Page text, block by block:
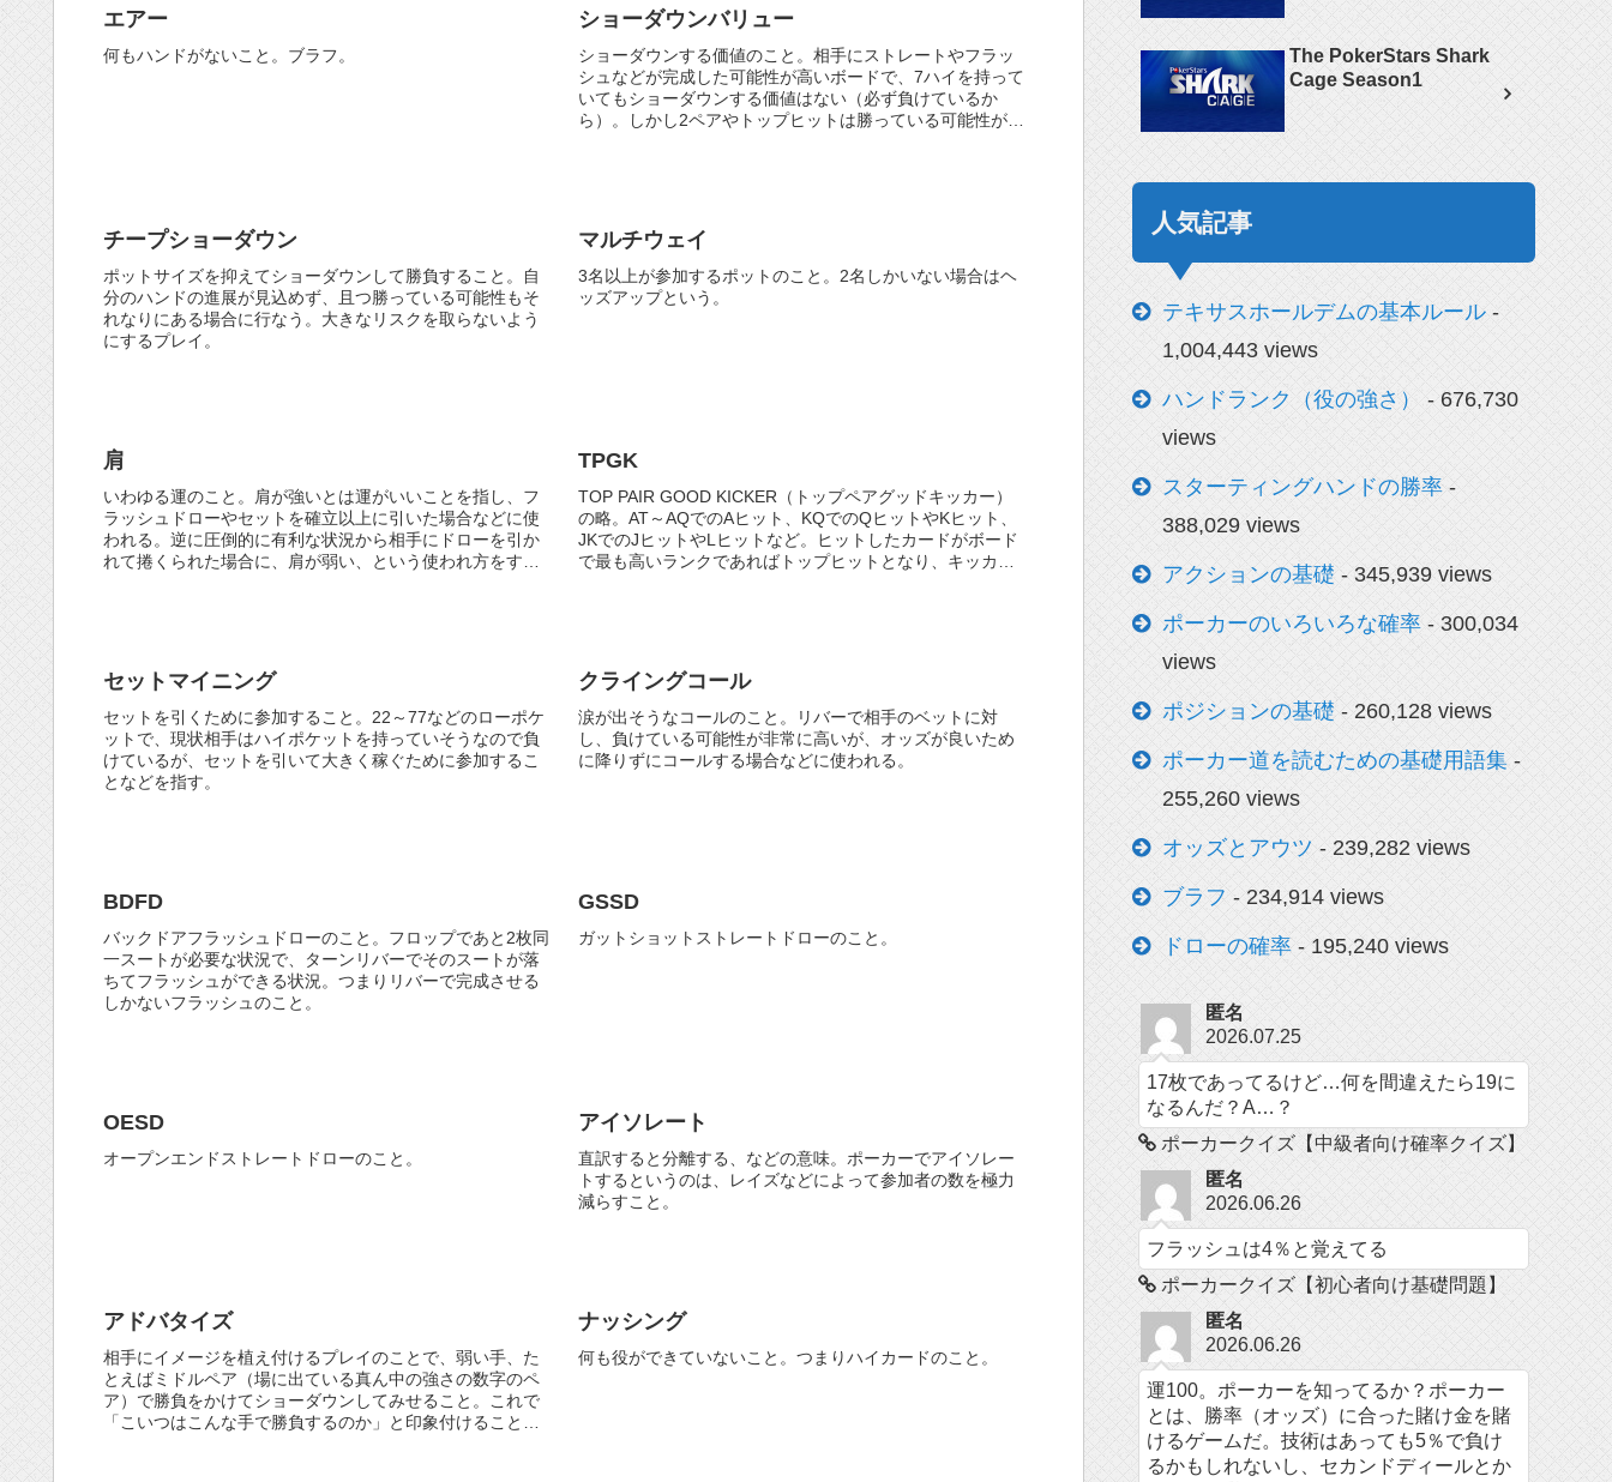
エアー
何もハンドがないこと。ブラフ。
ショーダウンバリュー
ショーダウンする価値のこと。相手にストレートやフラッ
シュなどが完成した可能性が高いボードで、7ハイを持って
いてもショーダウンする価値はない（必ず負けているか
ら）。しかし2ペアやトップヒットは勝っている可能性がそ
チープショーダウン
ポットサイズを抑えてショーダウンして勝負すること。自
分のハンドの進展が見込めず、且つ勝っている可能性もそ
れなりにある場合に行なう。大きなリスクを取らないよう
にするプレイ。
マルチウェイ
3名以上が参加するポットのこと。2名しかいない場合はヘ
ッズアップという。
肩
いわゆる運のこと。肩が強いとは運がいいことを指し、フ
ラッシュドローやセットを確立以上に引いた場合などに使
われる。逆に圧倒的に有利な状況から相手にドローを引か
れて捲くられた場合に、肩が弱い、という使われ方をす
TPGK
TOP PAIR GOOD KICKER（トップペアグッドキッカー）
の略。AT～AQでのAヒット、KQでのQヒットやKヒット、
JKでのJヒットやLヒットなど。ヒットしたカードがボード
で最も高いランクであればトップヒットとなり、キッカー
セットマイニング
セットを引くために参加すること。22～77などのローポケ
ットで、現状相手はハイポケットを持っていそうなので負
けているが、セットを引いて大きく稼ぐために参加するこ
となどを指す。
クライングコール
涙が出そうなコールのこと。リバーで相手のベットに対
し、負けている可能性が非常に高いが、オッズが良いため
に降りずにコールする場合などに使われる。
BDFD
バックドアフラッシュドローのこと。フロップであと2枚同
一スートが必要な状況で、ターンリバーでそのスートが落
ちてフラッシュができる状況。つまりリバーで完成させる
しかないフラッシュのこと。
GSSD
ガットショットストレートドローのこと。
OESD
オープンエンドストレートドローのこと。
アイソレート
直訳すると分離する、などの意味。ポーカーでアイソレー
トするというのは、レイズなどによって参加者の数を極力
減らすこと。
アドバタイズ
相手にイメージを植え付けるプレイのことで、弱い手、た
とえばミドルペア（場に出ている真ん中の強さの数字のペ
ア）で勝負をかけてショーダウンしてみせること。これで
「こいつはこんな手で勝負するのか」と印象付けることが
ナッシング
何も役ができていないこと。つまりハイカードのこと。
The PokerStars Shark
Cage Season1
人気記事
テキサスホールデムの基本ルール -
1,004,443 views
ハンドランク（役の強さ）
- 676,730
views
スターティングハンドの勝率 -
388,029 views
アクションの基礎 - 345,939 views
ポーカーのいろいろな確率 - 300,034
views
ポジションの基礎 - 260,128 views
ポーカー道を読むための基礎用語集 -
255,260 views
オッズとアウツ - 239,282 views
ブラフ - 234,914 views
ドローの確率 - 195,240 views
匿名
2026.07.25
17枚であってるけど…何を間違えたら19に
なるんだ？A…？
ポーカークイズ【中級者向け確率クイズ】
匿名
2026.06.26
フラッシュは4％と覚えてる
ポーカークイズ【初心者向け基礎問題】
匿名
2026.06.26
運100。ポーカーを知ってるか？ポーカー
とは、勝率（オッズ）に合った賭け金を賭
けるゲームだ。技術はあっても5％で負け
るかもしれないし、セカンドディールとか